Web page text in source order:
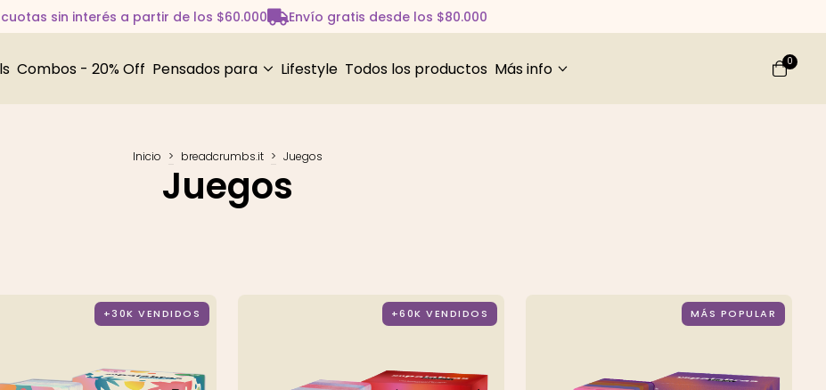
sin interés a partir de los $60.000 Envío gratis desde los $80.000
Combos - 20% Off Pensados para Lifestyle Todos los productos Más info 0
Inicio > breadcrumbs.it > Juegos
Juegos
+30K VENDIDOS +60K VENDIDOS MÁS POPULAR